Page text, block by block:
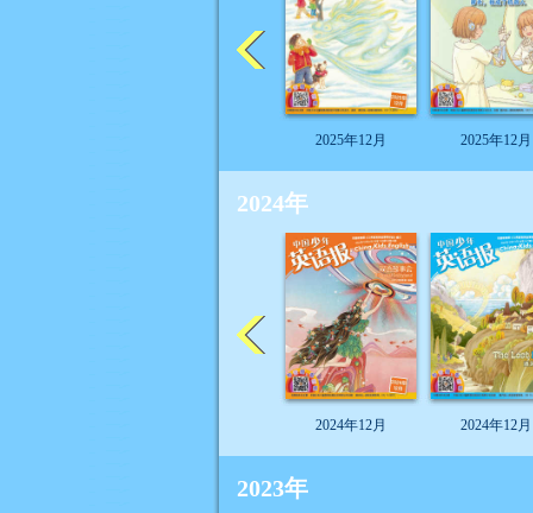
2025年12月 2025年12月
2024年
2024年12月 2024年12月
2023年